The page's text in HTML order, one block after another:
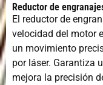
Reductor de
El reductor de
velocidad del motor
un movimiento
por láser. Garantiza
mejora la precisión